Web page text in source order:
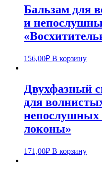
Бальзам для
и
156,00₽ В корзину
Двухфазный
для
непослушных
локоны»
171,00₽ В корзину